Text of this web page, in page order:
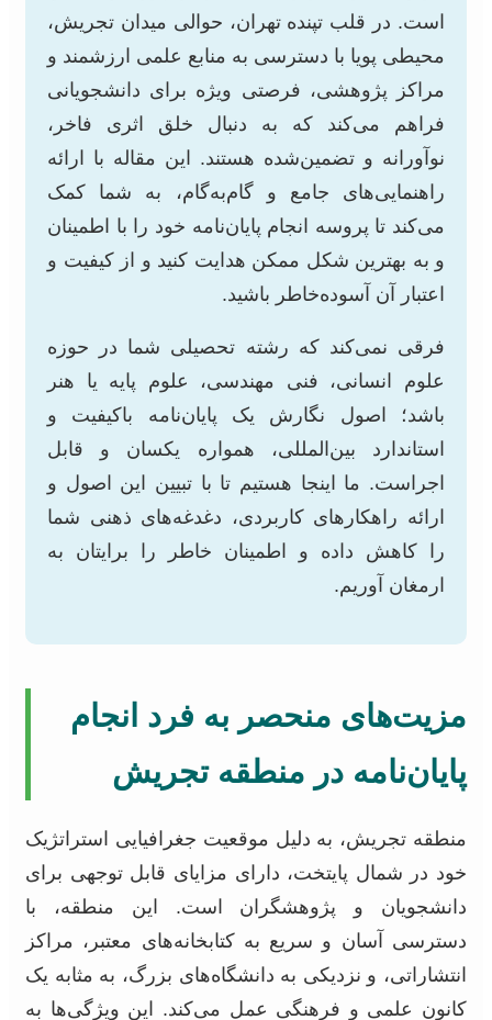
است. در قلب تپنده تهران، حوالی میدان تجریش،
محیطی پویا با دسترسی به منابع علمی ارزشمند و
مراکز پژوهشی، فرصتی ویژه برای دانشجویانی
فراهم می‌کند که به دنبال خلق اثری فاخر،
نوآورانه و تضمین‌شده هستند. این مقاله با ارائه
راهنمایی‌های جامع و گام‌به‌گام، به شما کمک
می‌کند تا پروسه انجام پایان‌نامه خود را با اطمینان
و به بهترین شکل ممکن هدایت کنید و از کیفیت و
اعتبار آن آسوده‌خاطر باشید.
فرقی نمی‌کند که رشته تحصیلی شما در حوزه
علوم انسانی، فنی مهندسی، علوم پایه یا هنر
باشد؛ اصول نگارش یک پایان‌نامه باکیفیت و
استاندارد بین‌المللی، همواره یکسان و قابل
اجراست. ما اینجا هستیم تا با تبیین این اصول و
ارائه راهکارهای کاربردی، دغدغه‌های ذهنی شما
را کاهش داده و اطمینان خاطر را برایتان به
ارمغان آوریم.
مزیت‌های منحصر به فرد انجام
پایان‌نامه در منطقه تجریش
منطقه تجریش، به دلیل موقعیت جغرافیایی استراتژیک
خود در شمال پایتخت، دارای مزایای قابل توجهی برای
دانشجویان و پژوهشگران است. این منطقه، با
دسترسی آسان و سریع به کتابخانه‌های معتبر، مراکز
انتشاراتی، و نزدیکی به دانشگاه‌های بزرگ، به مثابه یک
کانون علمی و فرهنگی عمل می‌کند. این ویژگی‌ها به